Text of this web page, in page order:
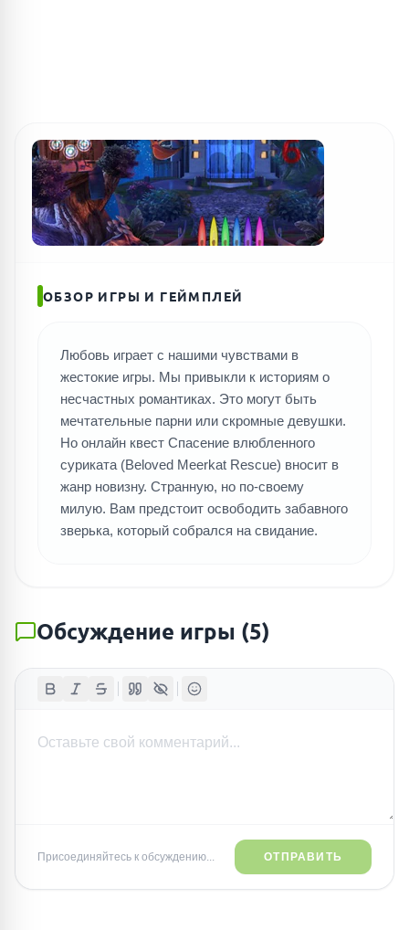
ПОИСК ИГР
ОБЗОР ИГРЫ И ГЕЙМПЛЕЙ
Любовь играет с нашими чувствами в
жестокие игры. Мы привыкли к историям о
несчастных романтиках. Это могут быть
мечтательные парни или скромные девушки.
Но онлайн квест Спасение влюбленного
суриката (Beloved Meerkat Rescue) вносит в
жанр новизну. Странную, но по-своему
милую. Вам предстоит освободить забавного
зверька, который собрался на свидание.
Обсуждение игры (5)
Присоединяйтесь к обсуждению... ОТПРАВИТЬ